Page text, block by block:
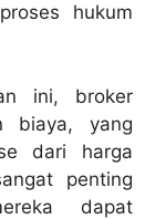
hukum
ini, broker
biaya, yang
dari harga
penting
dapat